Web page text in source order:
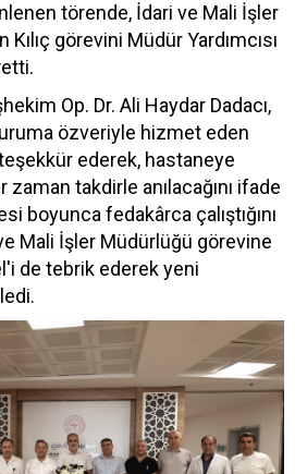
törende, İdari ve Mali İşler
görevini Müdür Yardımcısı
Op. Dr. Ali Haydar Dadacı,
özveriyle hizmet eden
ederek, hastaneye
zaman takdirle anılacağını ifade
boyunca fedakârca çalıştığını
Mali İşler Müdürlüğü görevine
de tebrik ederek yeni